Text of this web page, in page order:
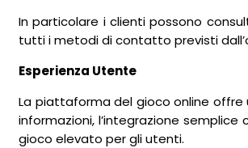
In particolare i clienti possono
tutti i metodi di contatto previsti
Esperienza Utente
La piattaforma del gioco online offre
informazioni, l’integrazione
gioco elevato per gli utenti.